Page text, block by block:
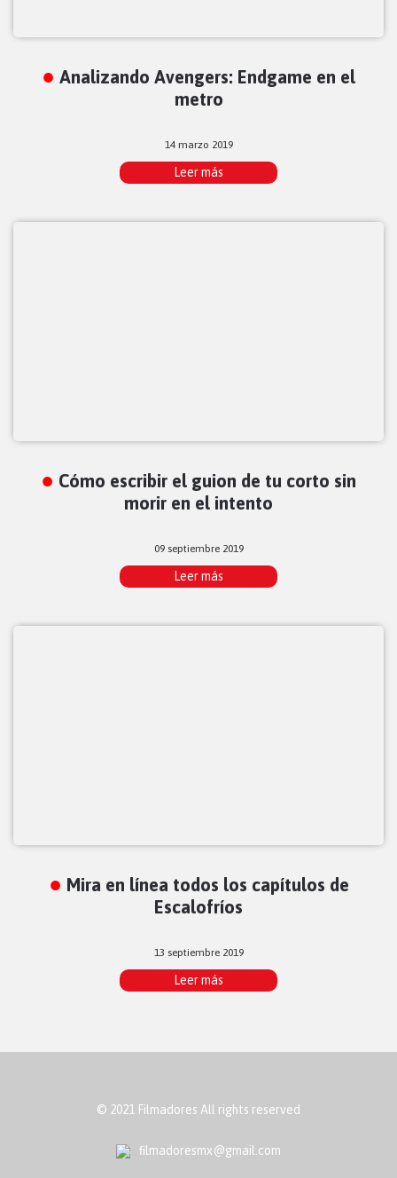
Analizando Avengers: Endgame en el
metro
14 marzo 2019
Leer más
Cómo escribir el guion de tu corto sin
morir en el intento
09 septiembre 2019
Leer más
Mira en línea todos los capítulos de
Escalofríos
13 septiembre 2019
Leer más
© 2021 Filmadores All rights reserved
ﬁlmadoresmx@gmail.com